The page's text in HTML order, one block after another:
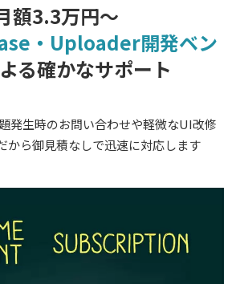
額3.3万円～
・Uploader開発ベン
る確かなサポート
発生時のお問い合わせや軽微なUI改修
から御見積なしで迅速に対応します